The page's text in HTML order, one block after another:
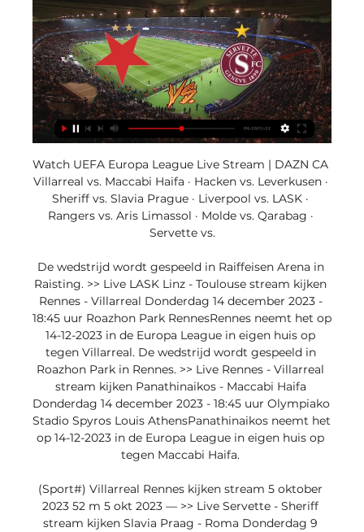
Watch UEFA Europa League Live Stream | DAZN CA
Villarreal vs. Maccabi Haifa · Hacken vs. Leverkusen ·
Sheriff vs. Slavia Prague · Liverpool vs. LASK ·
Rangers vs. Aris Limassol · Molde vs. Qarabag ·
Servette vs.
De wedstrijd wordt gespeeld in Raiffeisen Arena in
Raisting. >> Live LASK Linz - Toulouse stream kijken
Rennes - Villarreal Donderdag 14 december 2023 -
18:45 uur Roazhon Park RennesRennes neemt het op
14-12-2023 in de Europa League in eigen huis op
tegen Villarreal. De wedstrijd wordt gespeeld in
Roazhon Park in Rennes. >> Live Rennes - Villarreal
stream kijken Panathinaikos - Maccabi Haifa
Donderdag 14 december 2023 - 18:45 uur Olympiako
Stadio Spyros Louis AthensPanathinaikos neemt het
op 14-12-2023 in de Europa League in eigen huis op
tegen Maccabi Haifa.
(Sport#) Villarreal Rennes kijken stream 5 oktober
2023 52 m 5 okt 2023 — >> Live Servette - Sheriff
stream kijken Slavia Praag - Roma Donderdag 9